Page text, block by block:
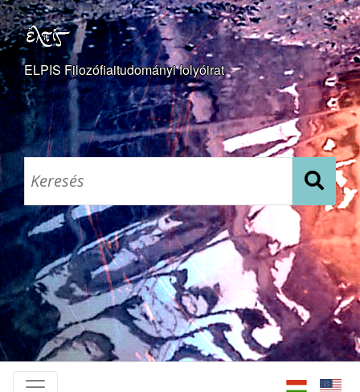
ELPIS Filozófiaitudományi folyóirat